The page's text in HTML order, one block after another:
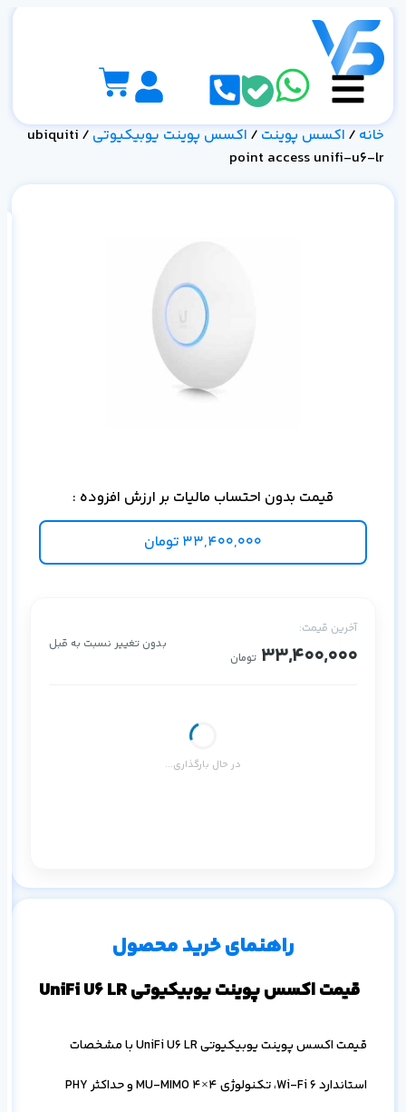
خانه / اکسس پوینت / اکسس پوینت یوبیکیوتی
/ ubiquiti
point access unifi-u6-lr
قیمت بدون احتساب مالیات بر ارزش افزوده :
33,400,000 تومان
آخرین قیمت:
33,400,000 تومان
بدون تغییر نسبت به قبل
در حال بارگذاری...
۳ ماه ۶ ماه
راهنمای خرید محصول
قیمت اکسس پوینت یوبیکیوتی UniFi U6 LR
قیمت اکسس پوینت یوبیکیوتی UniFi U6 LR با مشخصات
استاندارد Wi-Fi 6، تکنولوژی 4×4 MU-MIMO و حداکثر PHY